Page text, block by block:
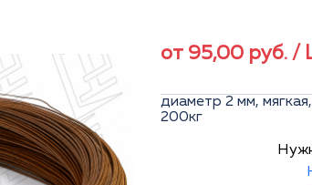
от 95,00 руб. /
диаметр 2 мм,
200кг